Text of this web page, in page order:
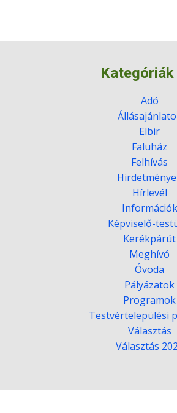
Kategóriák
Adó
Elbir
Faluház
Felhívás
Hírlevél
Információk
Képviselő-
Kerékpárút
Meghívó
Óvoda
Pályázatok
Programok
Testvértelepülési
Választás
Választás